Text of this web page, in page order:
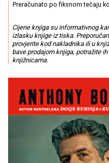
Preračunato po fiksnom tečaju
Cijene knjiga su informativnog
izlasku knjige iz tiska.
provjerite kod nakladnika ili u
bave prodajom knjiga, potražite
knjižnicama.